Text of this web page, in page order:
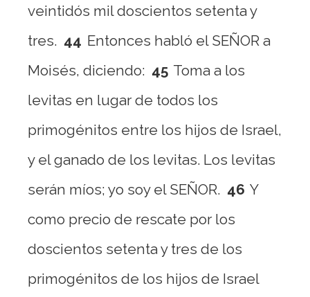
veintidós mil doscientos setenta y
tres. 44 Entonces habló el SEÑOR a
Moisés, diciendo: 45 Toma a los
levitas en lugar de todos los
primogénitos entre los hijos de Israel,
y el ganado de los levitas. Los levitas
serán míos; yo soy el SEÑOR. 46 Y
como precio de rescate por los
doscientos setenta y tres de los
primogénitos de los hijos de Israel